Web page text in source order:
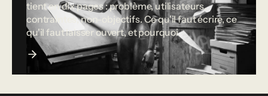
tient en dix pages : problème, utilisateurs,
contraintes, non-objectifs. Ce qu'il faut écrire, ce
qu'il faut laisser ouvert, et pourquoi.